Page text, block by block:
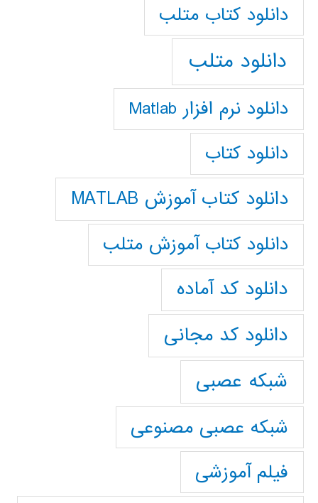
دانلود كتاب متلب
دانلود متلب
دانلود نرم افزار Matlab
دانلود کتاب
دانلود کتاب آموزش MATLAB
دانلود کتاب آموزش متلب
دانلود کد آماده
دانلود کد مجانی
شبکه عصبی
شبکه عصبی مصنوعی
فیلم آموزشی